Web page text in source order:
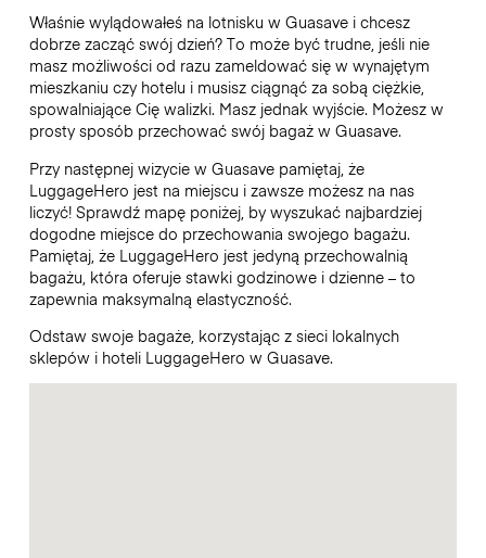
Właśnie wylądowałeś na lotnisku w Guasave i chcesz
dobrze zacząć swój dzień? To może być trudne, jeśli nie
masz możliwości od razu zameldować się w wynajętym
mieszkaniu czy hotelu i musisz ciągnąć za sobą ciężkie,
spowalniające Cię walizki. Masz jednak wyjście. Możesz w
prosty sposób przechować swój bagaż w Guasave.
Przy następnej wizycie w Guasave pamiętaj, że
LuggageHero jest na miejscu i zawsze możesz na nas
liczyć! Sprawdź mapę poniżej, by wyszukać najbardziej
dogodne miejsce do przechowania swojego bagażu.
Pamiętaj, że LuggageHero jest jedyną przechowalnią
bagażu, która oferuje stawki godzinowe i dzienne – to
zapewnia maksymalną elastyczność.
Odstaw swoje bagaże, korzystając z sieci lokalnych
sklepów i hoteli LuggageHero w Guasave.